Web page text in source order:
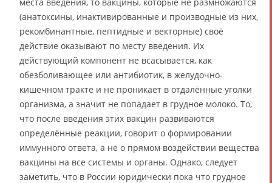
(анатоксины, инактивированные и производные из них,
рекомбинантные, пептидные и векторные) своё
действие оказывают по месту введения. Их
действующий компонент не всасывается, как
обезболивающее или антибиотик, в желудочно-
кишечном тракте и не проникает в отдалённые уголки
организма, а значит не попадает в грудное молоко. То,
что после введения этих вакцин развиваются
определённые реакции, говорит о формировании
иммунного ответа, а не о прямом воздействии вещества
вакцины на все системы и органы. Однако, следует
заметить, что в России юридически пока что грудное